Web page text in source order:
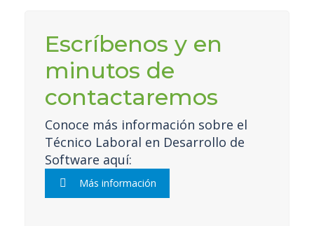
Escríbenos y en
minutos de
contactaremos
Conoce más información sobre el
Técnico Laboral en Desarrollo de
Software aquí:
Más información